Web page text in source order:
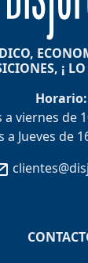
¡
Horario:
a viernes de
a Jueves de